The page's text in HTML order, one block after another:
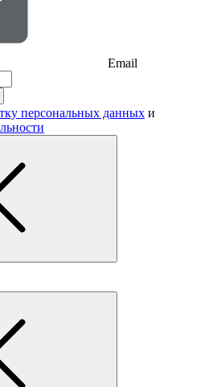
Email
персональных данных и